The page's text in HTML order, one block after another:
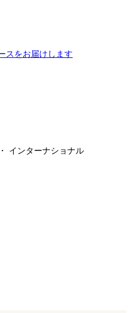
スをお届けします
インターナショナル